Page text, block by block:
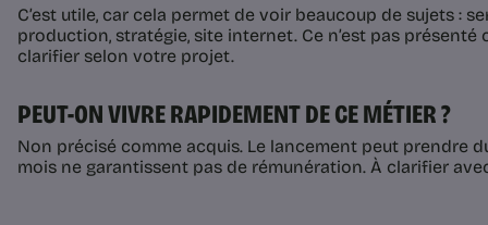
C’est utile, car cela permet de voir beaucoup de sujets :
production, stratégie, site internet. Ce n’est pas présenté
clarifier selon votre projet.
PEUT-ON VIVRE RAPIDEMENT DE CE MÉTIER ?
Non précisé comme acquis. Le lancement peut prendre
mois ne garantissent pas de rémunération. À clarifier